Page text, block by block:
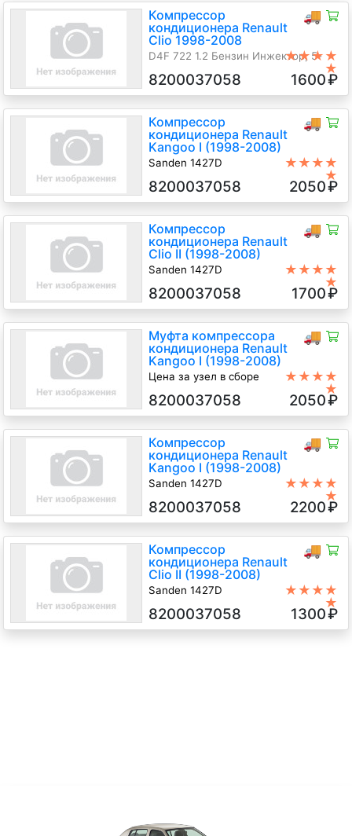
🚚
Компрессор
кондиционера Renault
Clio 1998-2008
D4F 722 1.2 Бензин Инжектор, 5-
ст.мех., Хэтчбэк 5 дв., синий, 2005
г.в.
★★★★
★
8200037058 1600₽
🚚
Компрессор
кондиционера Renault
Kangoo I (1998-2008)
Sanden 1427D
★★★★
★
8200037058 2050₽
🚚
Компрессор
кондиционера Renault
Clio II (1998-2008)
Sanden 1427D
★★★★
★
8200037058 1700₽
🚚
Муфта компрессора
кондиционера Renault
Kangoo I (1998-2008)
Цена за узел в сборе
1.2 i Бензин, Мех., фургон, красный,
2004
★★★★
★
8200037058 2050₽
🚚
Компрессор
кондиционера Renault
Kangoo I (1998-2008)
Sanden 1427D
★★★★
★
8200037058 2200₽
🚚
Компрессор
кондиционера Renault
Clio II (1998-2008)
Sanden 1427D
★★★★
★
8200037058 1300₽